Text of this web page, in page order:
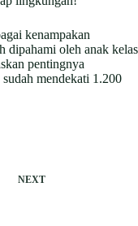
kenampakan
dipahami oleh anak kelas
pentingnya
mendekati 1.200
NEXT